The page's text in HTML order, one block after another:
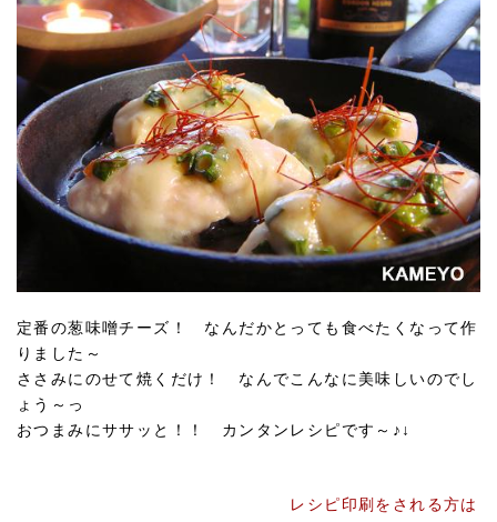
定番の葱味噌チーズ！ なんだかとっても食べたくなって作
りました～
ささみにのせて焼くだけ！ なんでこんなに美味しいのでし
ょう～っ
おつまみにササッと！！ カンタンレシピです～♪↓
レシピ印刷をされる方は